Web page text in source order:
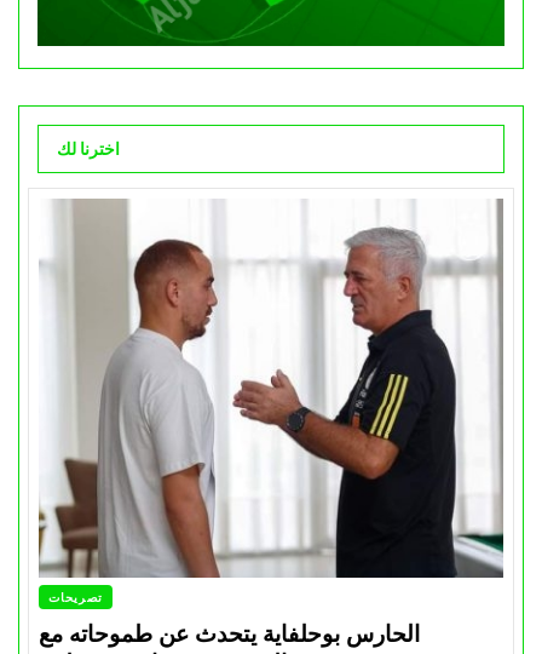
اخترنا لك
تصريحات
الحارس بوحلفاية يتحدث عن طموحاته مع